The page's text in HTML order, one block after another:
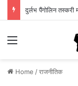
दुर्लभ पैंगोलिन तस्करी
Menu
Home /राजनीतिक